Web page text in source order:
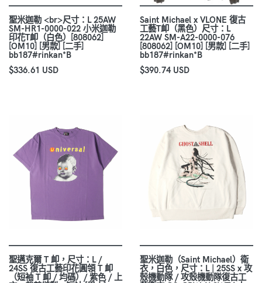
聖米迦勒 <br>尺寸：L 25AW
SM-HR1-0000-022 小米迦勒
印花T卹（白色）[808062]
[OM10] [男款] [二手]
bb187#rinkan*B
$336.61 USD
Saint Michael x VLONE 復古
工藝T卹（黑色）尺寸：L
22AW SM-A22-0000-076
[808062] [OM10] [男款] [二手]
bb187#rinkan*B
$390.74 USD
聖邁克爾 T 卹，尺寸：L /
24SS 復古工藝印花圓領 T 卹
（短袖 T 卹 / 均碼）/ 紫色 / 上
聖米迦勒（Saint Michael）衛
衣，白色，尺寸：L | 25SS x 攻
殼機動隊 / 攻殼機動隊復古工